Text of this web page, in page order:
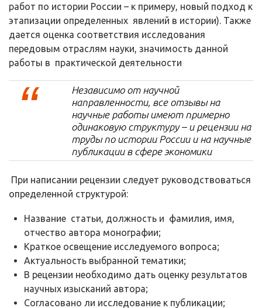
работ по истории России – к примеру, новый подход к
этапизации определенных явлений в истории). Также
дается оценка соответствия исследования
передовым отраслям науки, значимость данной
работы в практической деятельности
Независимо от научной
направленности, все отзывы на
научные работы имеют примерно
одинаковую структуру – и рецензии на
труды по истории России и на научные
публикации в сфере экономики
При написании рецензии следует руководствоваться
определенной структурой:
Название статьи, должность и фамилия, имя,
отчество автора монографии;
Краткое освещение исследуемого вопроса;
Актуальность выбранной тематики;
В рецензии необходимо дать оценку результатов
научных изысканий автора;
Согласовано ли исследование к публикации;